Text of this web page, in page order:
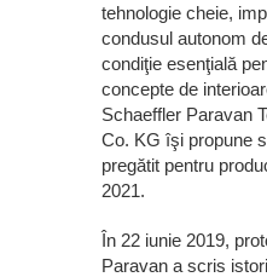
tehnologie cheie,
condusul autonom
condiţie esenţială
concepte de
Schaeffler Paravan
Co. KG îşi propune
pregătit pentru
2021.
În 22 iunie 2019,
Paravan a scris